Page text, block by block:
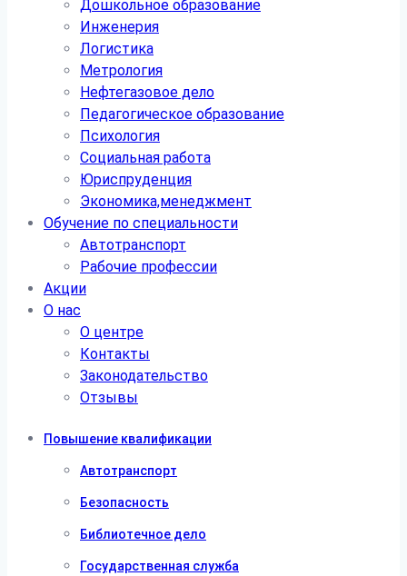
Дошкольное образование
Инженерия
Логистика
Метрология
Нефтегазовое дело
Педагогическое образование
Психология
Социальная работа
Юриспруденция
Экономика,менеджмент
Обучение по специальности
Автотранспорт
Рабочие профессии
Акции
О нас
О центре
Контакты
Законодательство
Отзывы
Повышение квалификации
Автотранспорт
Безопасность
Библиотечное дело
Государственная служба